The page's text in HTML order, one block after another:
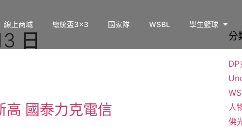
線上商城 總統盃3×3 國家隊 WSBL 學生籃球
日
高 國泰力克電信
分
DP
人
佛